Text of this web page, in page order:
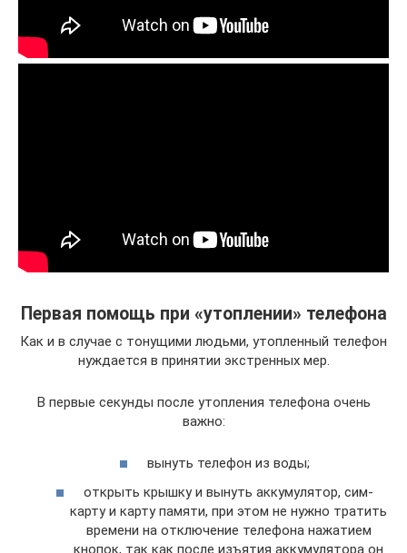
Первая помощь при «утоплении» телефона
Как и в случае с тонущими людьми, утопленный телефон
нуждается в принятии экстренных мер.
В первые секунды после утопления телефона очень
важно:
вынуть телефон из воды;
открыть крышку и вынуть аккумулятор, сим-
карту и карту памяти, при этом не нужно тратить
времени на отключение телефона нажатием
кнопок, так как после изъятия аккумулятора он